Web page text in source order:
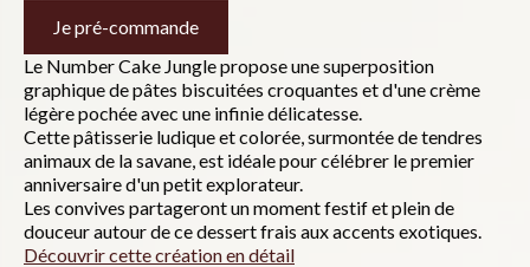
Je pré-commande
Le Number Cake Jungle propose une superposition
graphique de pâtes biscuitées croquantes et d'une crème
légère pochée avec une infinie délicatesse.
Cette pâtisserie ludique et colorée, surmontée de tendres
animaux de la savane, est idéale pour célébrer le premier
anniversaire d'un petit explorateur.
Les convives partageront un moment festif et plein de
douceur autour de ce dessert frais aux accents exotiques.
Découvrir cette création en détail